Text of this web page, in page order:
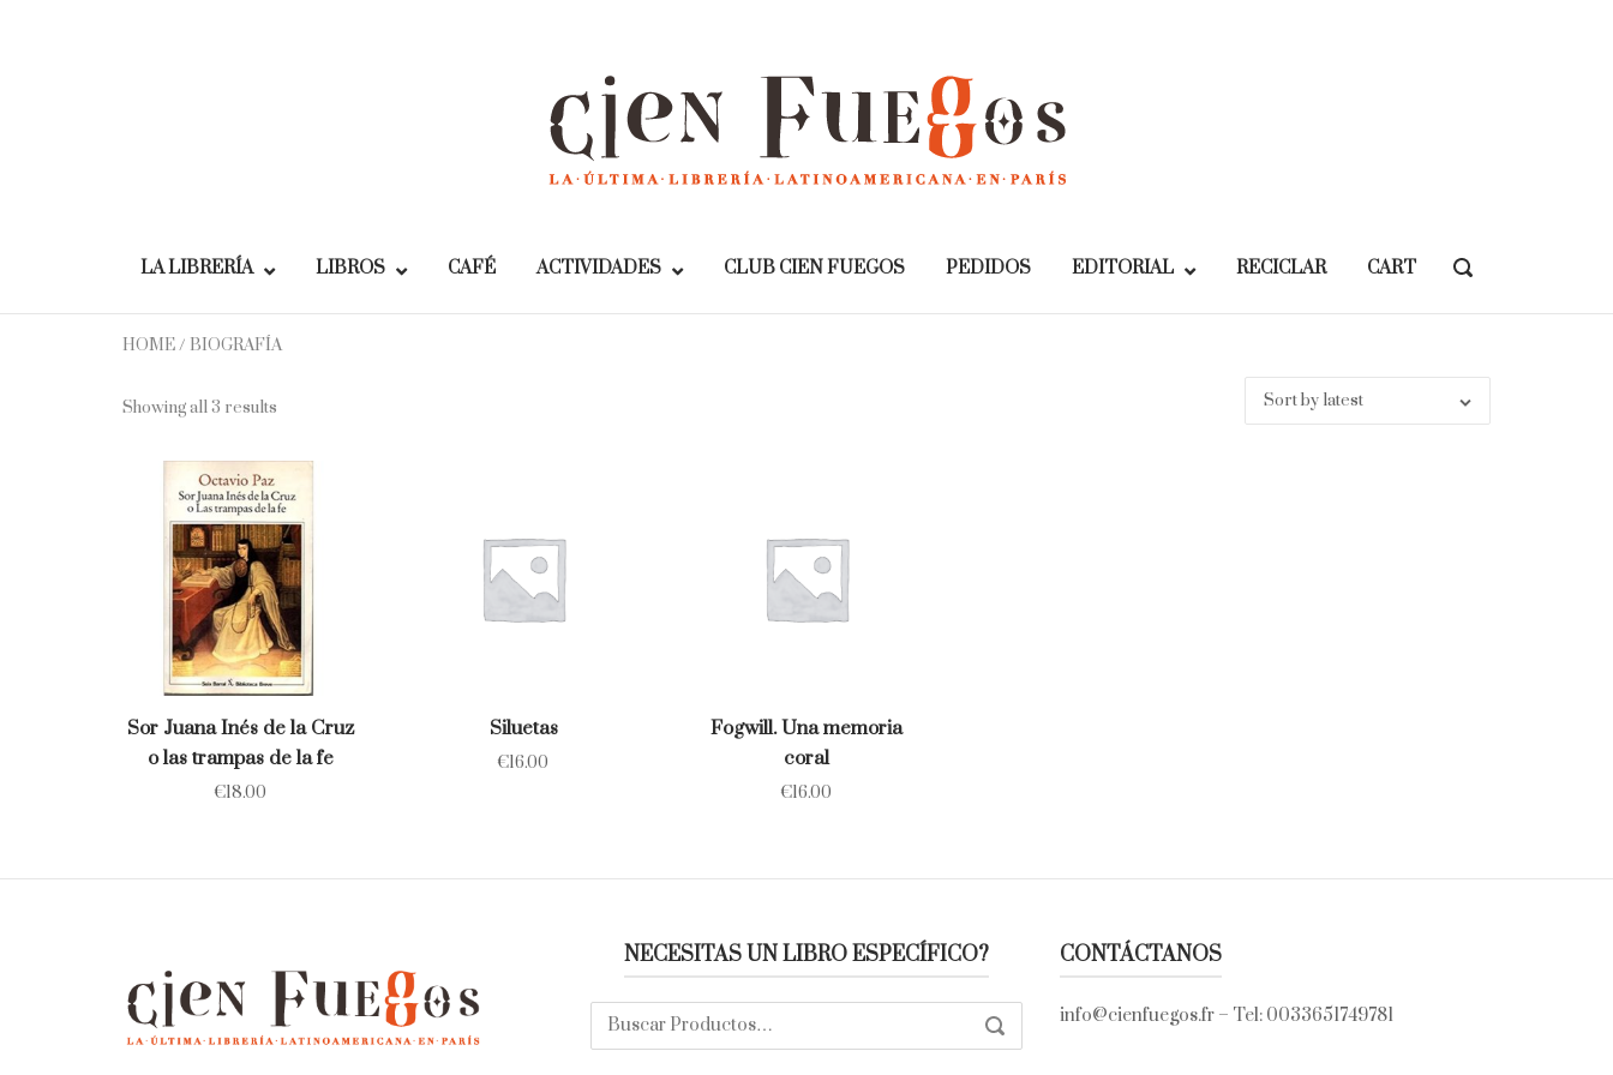
LA LIBRERÍA LIBROS CAFÉ ACTIVIDADES CLUB CIEN FUEGOS PEDIDOS EDITORIAL RECICLAR CART
OPEN
BAR
HOME/ BIOGRAFÍA
Showing all 3 results Sort by latest
Sor Juana Inés de la Cruz
o las trampas de la fe
€18.00
Siluetas
€16.00
Fogwill. Una memoria
coral
€16.00
NECESITAS UN LIBRO ESPECÍFICO?
Buscar:
SEARCH
CONTÁCTANOS
info@cienfuegos.fr– Tel: 0033651749781